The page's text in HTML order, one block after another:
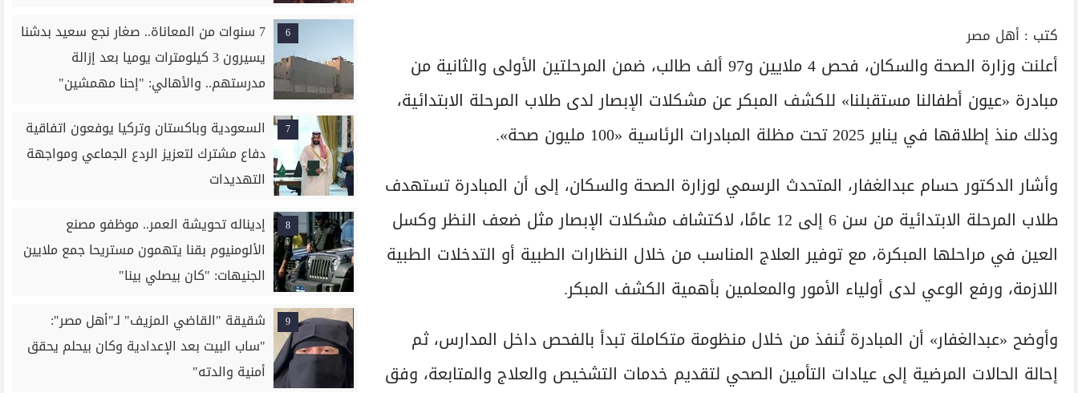
كتب : أهل مصر
أعلنت وزارة الصحة والسكان، فحص 4 ملايين و97 ألف طالب، ضمن المرحلتين الأولى والثانية من
مبادرة «عيون أطفالنا مستقبلنا» للكشف المبكر عن مشكلات الإبصار لدى طلاب المرحلة الابتدائية،
وذلك منذ إطلاقها في يناير 2025 تحت مظلة المبادرات الرئاسية «100 مليون صحة».
وأشار الدكتور حسام عبدالغفار، المتحدث الرسمي لوزارة الصحة والسكان، إلى أن المبادرة تستهدف
طلاب المرحلة الابتدائية من سن 6 إلى 12 عامًا، لاكتشاف مشكلات الإبصار مثل ضعف النظر وكسل
العين في مراحلها المبكرة، مع توفير العلاج المناسب من خلال النظارات الطبية أو التدخلات الطبية
اللازمة، ورفع الوعي لدى أولياء الأمور والمعلمين بأهمية الكشف المبكر.
وأوضح «عبدالغفار» أن المبادرة تُنفذ من خلال منظومة متكاملة تبدأ بالفحص داخل المدارس، ثم
إحالة الحالات المرضية إلى عيادات التأمين الصحي لتقديم خدمات التشخيص والعلاج والمتابعة، وفق
6
7 سنوات من المعاناة.. صغار نجع سعيد بدشنا
يسيرون 3 كيلومترات يوميا بعد إزالة
مدرستهم.. والأهالي: "إحنا مهمشين"
7
السعودية وباكستان وتركيا يوفعون اتفاقية
دفاع مشترك لتعزيز الردع الجماعي ومواجهة
التهديدات
8
إديناله تحويشة العمر.. موظفو مصنع
الألومنيوم بقنا يتهمون مستريحا جمع ملايين
الجنيهات: "كان بيصلي بينا"
9
شقيقة "القاضي المزيف" لـ"أهل مصر":
"ساب البيت بعد الإعدادية وكان بيحلم يحقق
أمنية والدته"